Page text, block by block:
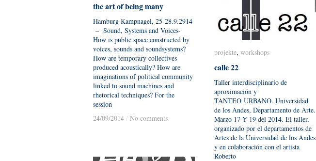
the art of being many
Hamburg Kampnagel, 25-28.9.2914
– Sound, Systems and Voices-
How is public space constructed by
voices, sounds and soundsystems?
How are temporary collectives
produced acoustically? How are
imaginations of political community
linked to sound machines and
rhetorical techniques? For the
session
24/09/2014 / No comments
the art of being many
24/09/2014 / No comments
projekte, workshops
calle 22
Taller interdisciplinario de
aproximación y
TANTEO URBANO. Universidad
de los Andes, Departamento de Arte.
Marzo 17 Y 19 del 2014. El taller,
organizado por el departamentos de
Artes de la Universidad de los Andes
y en colaboración con el artista
Roberto
projekte workshops
calle 22